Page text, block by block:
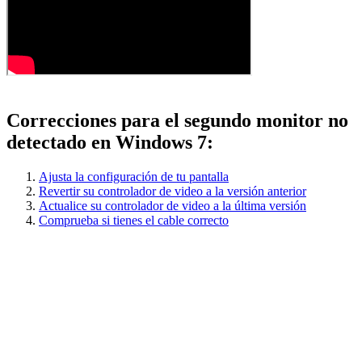
Correcciones para el segundo monitor no
detectado en Windows 7:
Ajusta la configuración de tu pantalla
Revertir su controlador de video a la versión anterior
Actualice su controlador de video a la última versión
Comprueba si tienes el cable correcto